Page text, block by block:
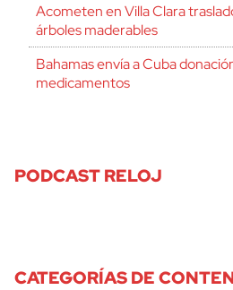
Acometen en Villa Clara
árboles maderables
Bahamas envía a Cuba
medicamentos
PODCAST RELOJ
CATEGORÍAS DE